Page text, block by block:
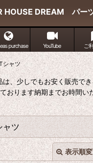
HOUSE DREAM パー
purchase YouTube ご
ャツ
は、少しでもお安く販売で
おります納期までお時間い
ツ
表示順